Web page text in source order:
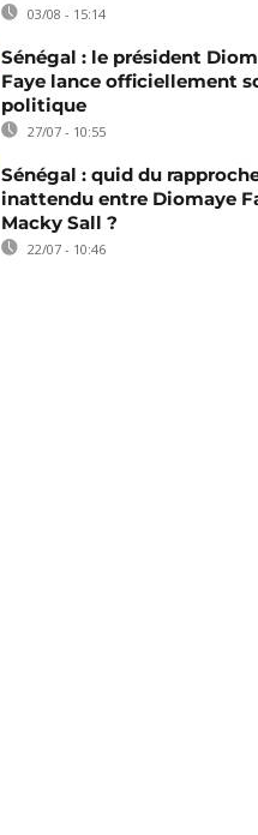
03/08 - 15:14
Sénégal : le président
Faye lance officiellement
politique
27/07 - 10:55
Sénégal : quid du
inattendu entre Diomaye
Macky Sall ?
22/07 - 10:46